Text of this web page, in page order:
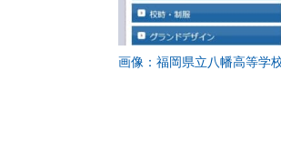
画像：福岡県立八幡高等学